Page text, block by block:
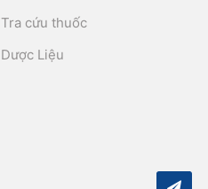
Tra cứu thuốc
Dược Liệu